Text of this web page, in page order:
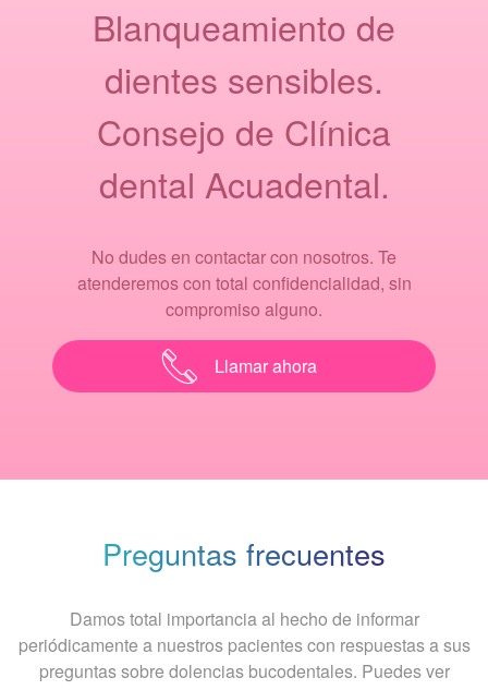
Blanqueamiento de
dientes sensibles.
Consejo de Clínica
dental Acuadental.
No dudes en contactar con nosotros. Te
atenderemos con total confidencialidad, sin
compromiso alguno.
Llamar ahora
Preguntas frecuentes
Damos total importancia al hecho de informar
periódicamente a nuestros pacientes con respuestas a sus
preguntas sobre dolencias bucodentales. Puedes ver